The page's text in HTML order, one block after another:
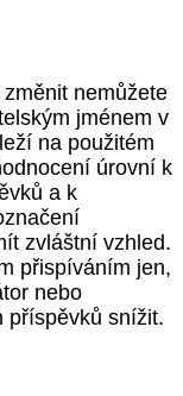
nemůžete
jménem v
na použitém
úrovní k
a k
zvláštní vzhled.
přispíváním jen,
nebo
příspěvků snížit.